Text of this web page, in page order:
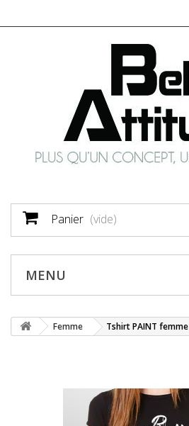
Panier (vide)
MENU
Femme Tshirt PAINT femme